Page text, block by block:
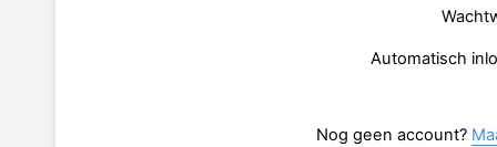
Automatisch
Nog geen account?